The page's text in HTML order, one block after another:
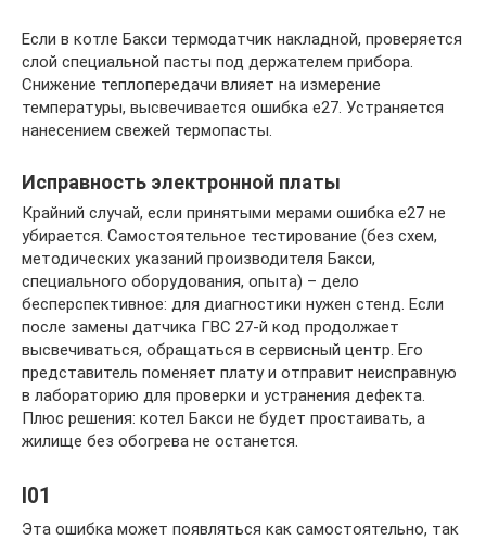
Если в котле Бакси термодатчик накладной, проверяется
слой специальной пасты под держателем прибора.
Снижение теплопередачи влияет на измерение
температуры, высвечивается ошибка е27. Устраняется
нанесением свежей термопасты.
Исправность электронной платы
Крайний случай, если принятыми мерами ошибка е27 не
убирается. Самостоятельное тестирование (без схем,
методических указаний производителя Бакси,
специального оборудования, опыта) – дело
бесперспективное: для диагностики нужен стенд. Если
после замены датчика ГВС 27-й код продолжает
высвечиваться, обращаться в сервисный центр. Его
представитель поменяет плату и отправит неисправную
в лабораторию для проверки и устранения дефекта.
Плюс решения: котел Бакси не будет простаивать, а
жилище без обогрева не останется.
I01
Эта ошибка может появляться как самостоятельно, так